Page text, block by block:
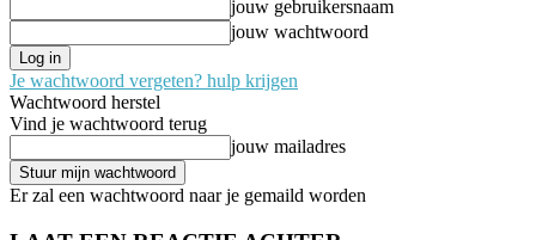
jouw gebruikersnaam
jouw wachtwoord
Je wachtwoord vergeten? hulp krijgen
Wachtwoord herstel
Vind je wachtwoord terug
jouw mailadres
Er zal een wachtwoord naar je gemaild worden